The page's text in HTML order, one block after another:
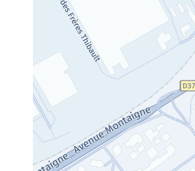
technique, la contrevisite ou la visite
proche de votre domicile.
de contrôle technique